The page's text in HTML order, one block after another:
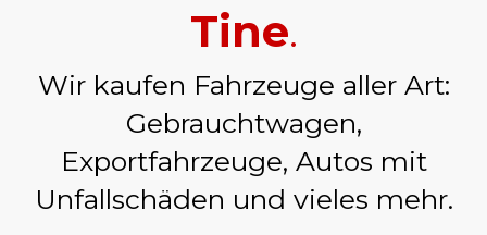
Tine.
Wir kaufen Fahrzeuge aller Art:
Gebrauchtwagen,
Exportfahrzeuge, Autos mit
Unfallschäden und vieles mehr.